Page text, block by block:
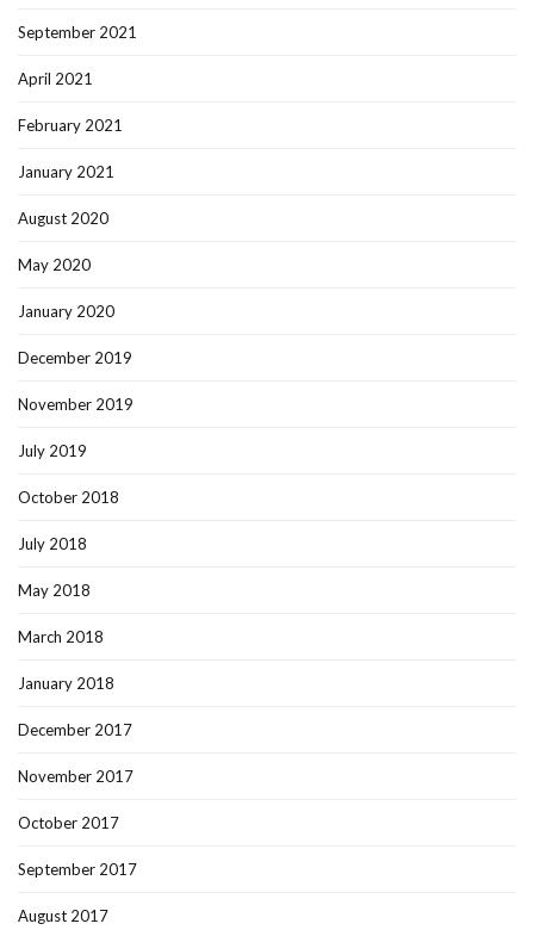
September 2021
April 2021
February 2021
January 2021
August 2020
May 2020
January 2020
December 2019
November 2019
July 2019
October 2018
July 2018
May 2018
March 2018
January 2018
December 2017
November 2017
October 2017
September 2017
August 2017